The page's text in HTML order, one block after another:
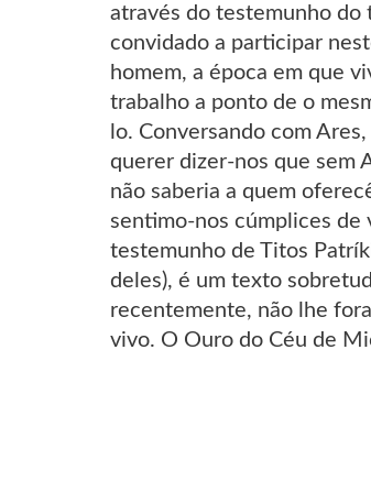
através do testemunho do
convidado a participar
homem, a época em que
trabalho a ponto de o
lo. Conversando com
querer dizer-nos que sem
não saberia a quem
sentimo-nos cúmplices de
testemunho de Titos
deles), é um texto
recentemente, não lhe
vivo. O Ouro do Céu de